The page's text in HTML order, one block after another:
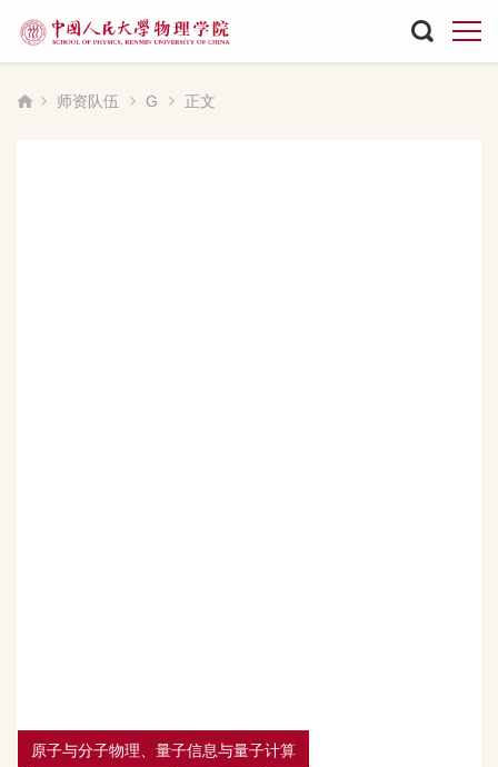
师资队伍 G 正文
原子与分子物理、量子信息与量子计算